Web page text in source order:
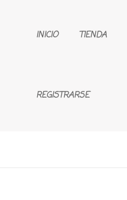
INICIO TIENDA
REGISTRARSE